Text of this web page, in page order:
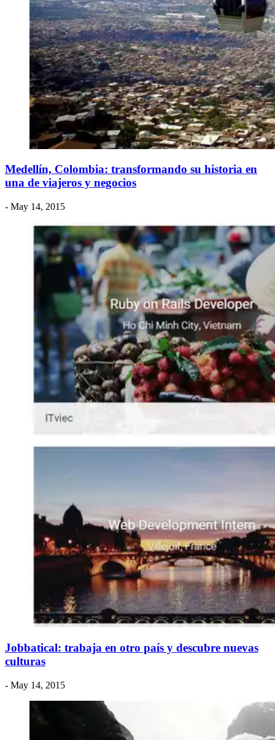
Medellín, Colombia: transformando su historia en
una de viajeros y negocios
- May 14, 2015
Jobbatical: trabaja en otro país y descubre nuevas
culturas
- May 14, 2015